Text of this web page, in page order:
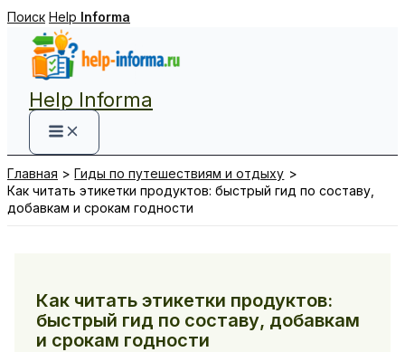
Перейти
содержимому
Поиск Help Informa
Help Informa
Главная
Гиды по путешествиям и отдыху
Как читать этикетки продуктов: быстрый гид по составу,
добавкам и срокам годности
Как читать этикетки продуктов:
быстрый гид по составу, добавкам
и срокам годности